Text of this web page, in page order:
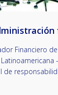
Financiero
de